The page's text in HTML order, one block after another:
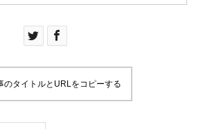
のタイトルとURLをコピーする